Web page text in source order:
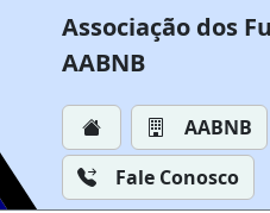
Associação dos
AABNB
AABNB
Fale Conosco